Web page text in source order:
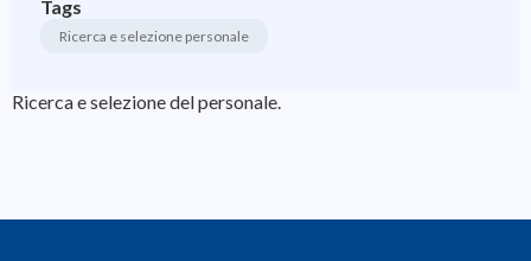
Tags
Ricerca e selezione personale
Ricerca e selezione del personale.